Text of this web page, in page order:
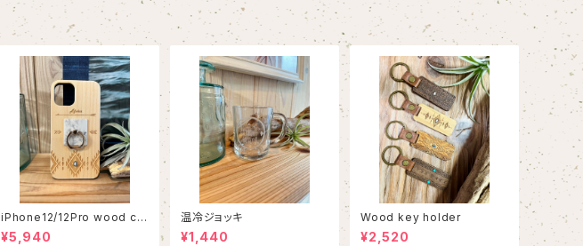
iPhone12/12Pro wood ca
se
¥5,940
温冷ジョッキ
¥1,440
Wood key holder
¥2,520